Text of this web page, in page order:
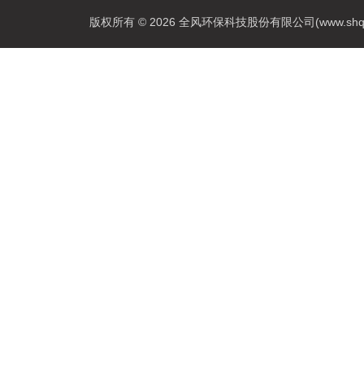
版权所有 © 2026 全风环保科技股份有限公司